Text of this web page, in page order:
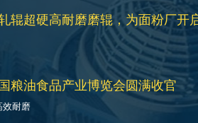
辊超硬高耐磨磨辊，为面粉厂开
粮油食品产业博览会圆满收官
效耐磨